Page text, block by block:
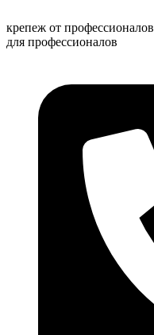
к
содержимому
крепеж от профессионалов
для профессионалов